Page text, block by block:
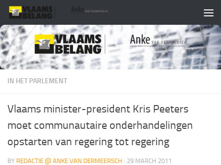
Skip to content
IN HET PARLEMENT
Vlaams minister-president Kris Peeters
moet communautaire onderhandelingen
opstarten van regering tot regering
BY REDACTIE @ ANKE VAN DERMEERSCH · 29 MARCH 2011